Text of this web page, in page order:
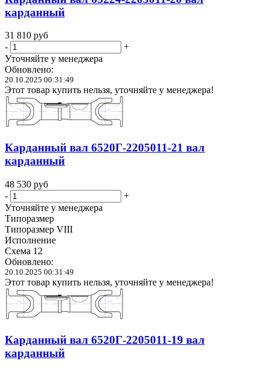
карданный
31 810 руб
-
+
Уточняйте у менеджера
Обновлено:
20.10.2025 00:31:49
Этот товар купить нельзя, уточняйте у менеджера!
Карданный вал 6520Г-2205011-21 вал
карданный
48 530 руб
-
+
Уточняйте у менеджера
Типоразмер
Типоразмер VIII
Исполнение
Схема 12
Обновлено:
20.10.2025 00:31:49
Этот товар купить нельзя, уточняйте у менеджера!
Карданный вал 6520Г-2205011-19 вал
карданный